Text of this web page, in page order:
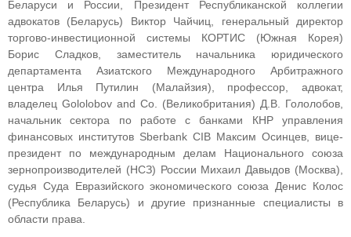
Беларуси и России, Президент Республиканской коллегии
адвокатов (Беларусь) Виктор Чайчиц, генеральный директор
торгово-инвестиционной системы КОРТИС (Южная Корея)
Борис Сладков, заместитель начальника юридического
департамента Азиатского Международного Арбитражного
центра Илья Путилин (Малайзия), профессор, адвокат,
владелец Gololobov and Co. (Великобритания) Д.В. Гололобов,
начальник сектора по работе с банками КНР управления
финансовых институтов Sberbank CIB Максим Осинцев, вице-
президент по международным делам Национального союза
зернопроизводителей (НСЗ) России Михаил Давыдов (Москва),
судья Суда Евразийского экономического союза Денис Колос
(Республика Беларусь) и другие признанные специалисты в
области права.